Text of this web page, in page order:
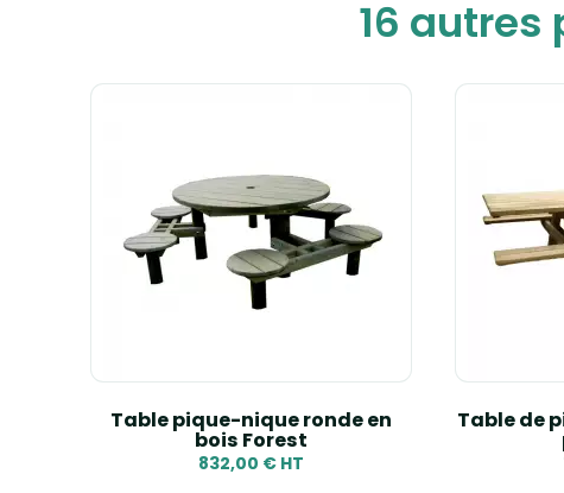
16 autres
Table pique-nique ronde en
bois Forest
832,00 € HT
Table de